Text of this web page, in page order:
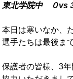
東北学院中 ０
本日は寒いなか、
選手たちは最後ま
保護者の皆様、3